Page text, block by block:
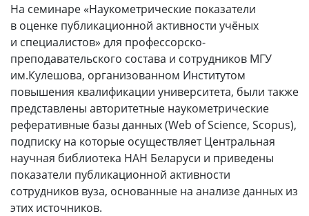
На семинаре «Наукометрические показатели
в оценке публикационной активности учёных
и специалистов» для профессорско-
преподавательского состава и сотрудников МГУ
им.Кулешова, организованном Институтом
повышения квалификации университета, были также
представлены авторитетные наукометрические
реферативные базы данных (Web of Science, Scopus),
подписку на которые осуществляет Центральная
научная библиотека НАН Беларуси и приведены
показатели публикационной активности
сотрудников вуза, основанные на анализе данных из
этих источников.